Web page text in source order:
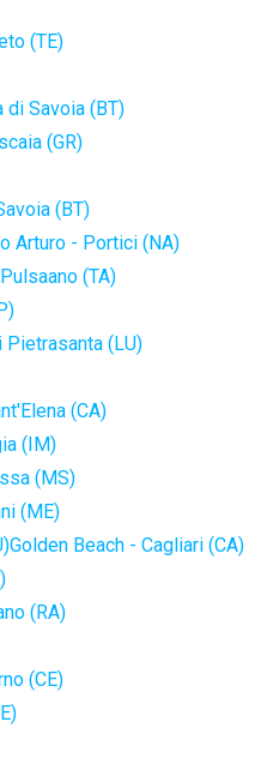
(TE)
di Savoia (BT)
(GR)
(BT)
Arturo - Portici (NA)
(TA)
Pietrasanta (LU)
(CA)
(IM)
(MS)
(ME)
Golden Beach - Cagliari (CA)
(RA)
(CE)